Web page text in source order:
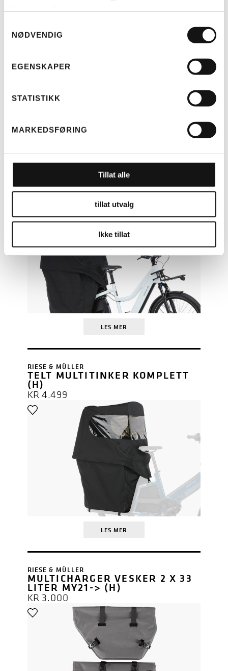
NØDVENDIG
EGENSKAPER
STATISTIKK
MARKEDSFØRING
Tillat alle
tillat utvalg
Ikke tillat
RIESE & MÜLLER
TELT MULTICHARGER KOMPLETT
KR4.499
LES MER
RIESE & MÜLLER
TELT MULTITINKER KOMPLETT
(H)
KR4.499
LES MER
RIESE & MÜLLER
MULTICHARGER VESKER 2 X 33
LITER MY21-> (H)
KR 3.000